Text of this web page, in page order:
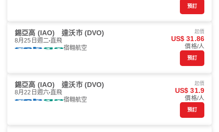
預訂
錫亞高 (IAO) 達沃市 (DVO)
8月25日週二 直飛
宿翱航空
起價
US$ 31.86
價格/人
預訂
錫亞高 (IAO) 達沃市 (DVO)
8月22日週六 直飛
宿翱航空
起價
US$ 31.9
價格/人
預訂